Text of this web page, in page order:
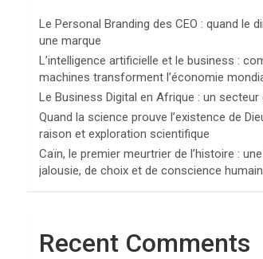
Le Personal Branding des CEO : quand le
une marque
L’intelligence artificielle et le business :
machines transforment l’économie
Le Business Digital en Afrique : un
Quand la science prouve l’existence de
raison et exploration scientifique
Caïn, le premier meurtrier de l’histoire :
jalousie, de choix et de conscience
Recent Comments